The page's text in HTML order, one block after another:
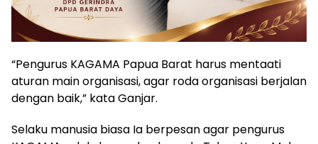
“Pengurus KAGAMA Papua Barat harus mentaati
aturan main organisasi, agar roda organisasi berjalan
dengan baik,” kata Ganjar.
Selaku manusia biasa Ia berpesan agar pengurus